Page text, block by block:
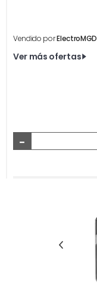
Vendido porElectroMGD
Ver más ofertas
-